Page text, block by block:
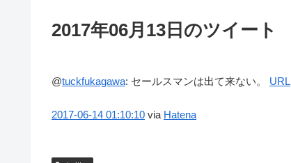
2017年06月13日のツイート
@tuckfukagawa: セールスマンは出て来ない。 URL
2017-06-14 01:10:10 via Hatena